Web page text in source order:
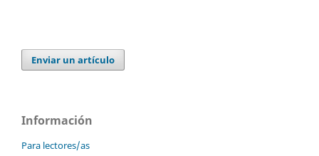
Enviar un artículo
Información
Para lectores/as